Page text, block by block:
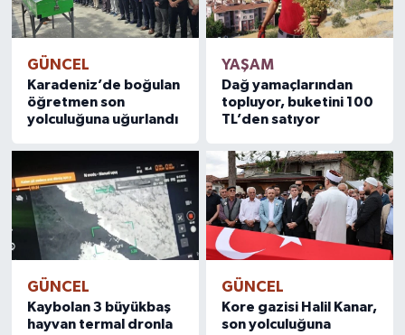
GÜNCEL
Karadeniz’de boğulan
öğretmen son
yolculuğuna uğurlandı
YAŞAM
Dağ yamaçlarından
topluyor, buketini 100
TL’den satıyor
GÜNCEL
Kaybolan 3 büyükbaş
hayvan termal dronla
GÜNCEL
Kore gazisi Halil Kanar,
son yolculuğuna